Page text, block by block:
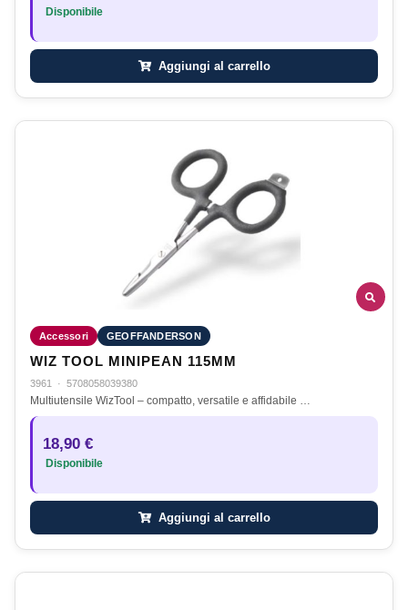
Disponibile
Aggiungi al carrello
Accessori GEOFFANDERSON
WIZ TOOL MINIPEAN 115MM
3961 · 5708058039380
Multiutensile WizTool – compatto, versatile e affidabile …
18,90 €
Disponibile
Aggiungi al carrello